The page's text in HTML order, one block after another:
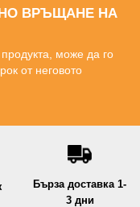
ВРЪЩАНЕ НА
може да го
от неговото
Бърза доставка 1-
3 дни